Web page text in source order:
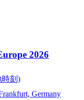
2026
時刻)
Germany